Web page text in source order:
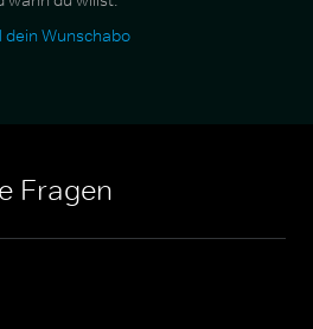
dein Wunschabo
Fragen